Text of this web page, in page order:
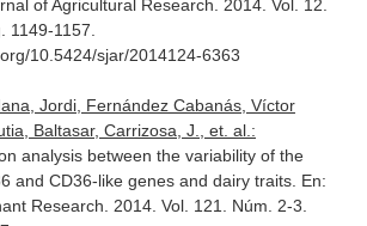
of Agricultural Research . 2014. Vol. 12.
1149-1157.
10.5424/sjar/2014124-6363
Jordi, Fernández Cabanás, Víctor
Baltasar, Carrizosa, J., et. al.:
analysis between the variability of the
and CD36-like genes and dairy traits. En:
Research . 2014. Vol. 121. Núm. 2-3.